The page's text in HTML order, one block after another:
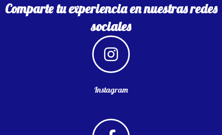
Comparte tu experiencia en nuestras redes
sociales
Instagram